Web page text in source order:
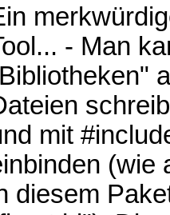
- Man
mit
(wie
diesem